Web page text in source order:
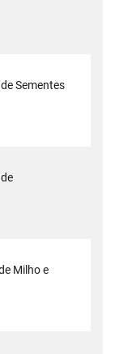
Sementes
Milho e